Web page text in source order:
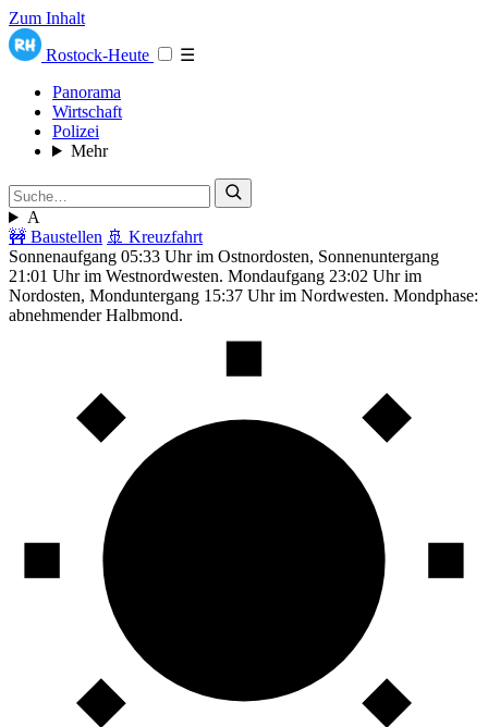
Zum Inhalt
Rostock-Heute
☰
Panorama
Wirtschaft
Polizei
Mehr
A
🚧 Baustellen 🚢 Kreuzfahrt
Sonnenaufgang 05:33 Uhr im Ostnordosten, Sonnenuntergang
21:01 Uhr im Westnordwesten. Mondaufgang 23:02 Uhr im
Nordosten, Monduntergang 15:37 Uhr im Nordwesten. Mondphase:
abnehmender Halbmond.